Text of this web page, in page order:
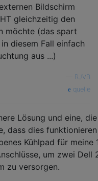
Bildschirm
gleichzeitig den
möchte (das spart
diesem Fall einfach
aus ...)
RJVB
quelle
Lösung und eine,
dass dies
Kühlpad für
um zwei
zu versorgen.